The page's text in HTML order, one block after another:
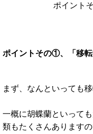
ポイント
ポイントその①、「移転
まず、なんといっても
一概に胡蝶蘭といって
類もたくさんあります